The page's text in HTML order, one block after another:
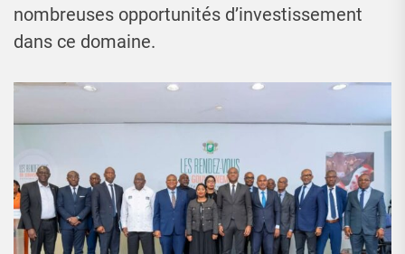
nombreuses opportunités d’investissement
dans ce domaine.